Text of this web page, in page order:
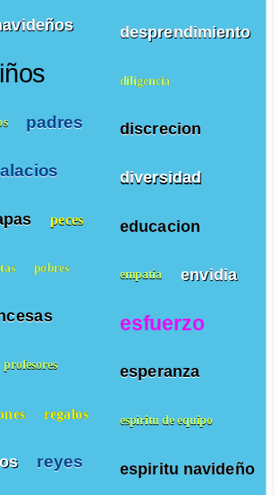
desprendimiento
diligencia
discrecion
diversidad
educacion
empatía envidia
esfuerzo
esperanza
espiritu de equipo
espiritu navideño
padres
peces
pobres
profesores
regalos
reyes